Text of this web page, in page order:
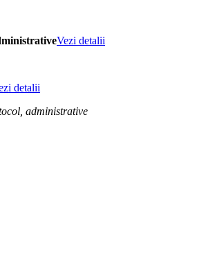
Vezi detalii
detalii
administrative